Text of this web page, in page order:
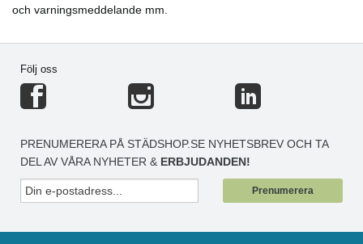
och varningsmeddelande mm.
Följ oss
PRENUMERERA PÅ STÄDSHOP.SE NYHETSBREV OCH TA
DEL AV VÅRA NYHETER & ERBJUDANDEN!
Prenumerera